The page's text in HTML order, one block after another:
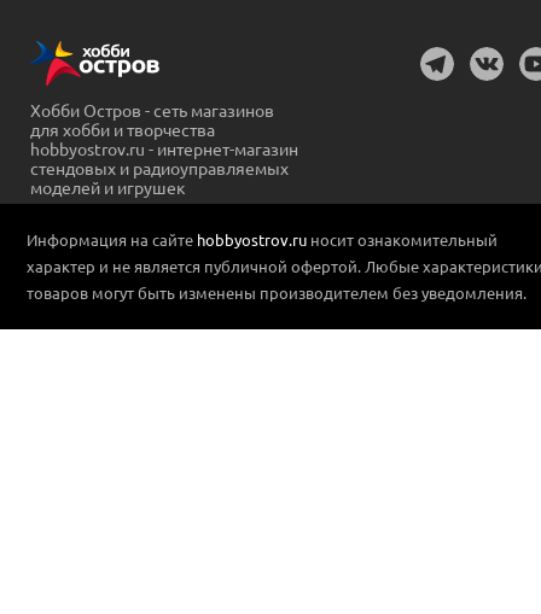
Хобби Остров - сеть магазинов
для хобби и творчества
hobbyostrov.ru - интернет-магазин
стендовых и радиоуправляемых
моделей и игрушек
Информация на сайте hobbyostrov.ru носит ознакомительный
характер и не является публичной офертой. Любые
товаров могут быть изменены производителем без уведомления.